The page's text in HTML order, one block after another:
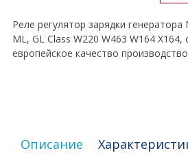
генератора
S,
G,
W164
X164
Реле регулятор зарядки генератора
ML, GL Class W220 W463 W164 X164,
европейское качество
Описание